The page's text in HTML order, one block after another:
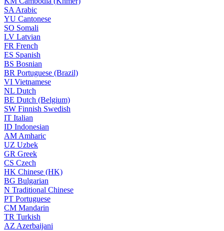
SA Arabic
YU Cantonese
SO Somali
LV Latvian
FR French
ES Spanish
BS Bosnian
BR Portuguese (Brazil)
VI Vietnamese
NL Dutch
BE Dutch (Belgium)
SW Finnish Swedish
IT Italian
ID Indonesian
AM Amharic
UZ Uzbek
GR Greek
CS Czech
HK Chinese (HK)
BG Bulgarian
N Traditional Chinese
PT Portuguese
CM Mandarin
TR Turkish
AZ Azerbaijani